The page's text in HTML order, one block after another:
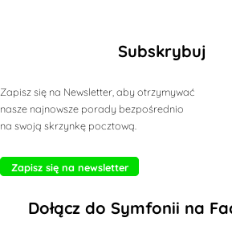
Subskrybuj
Zapisz się na Newsletter, aby otrzymywać
nasze najnowsze porady bezpośrednio
na swoją skrzynkę pocztową.
Zapisz się na newsletter
Dołącz do Symfonii na